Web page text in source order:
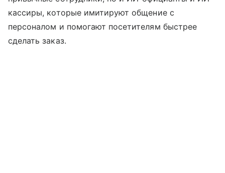
кассиры, которые имитируют общение с
персоналом и помогают посетителям быстрее
сделать заказ.